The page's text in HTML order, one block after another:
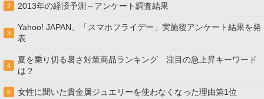
2 2013年の経済予測～アンケート調査結果
3
Yahoo! JAPAN、「スマホフライデー」実施後アンケート結果を発
表
4
夏を乗り切る暑さ対策商品ランキング 注目の急上昇キーワード
は？
5 女性に聞いた貴金属ジュエリーを使わなくなった理由第1位